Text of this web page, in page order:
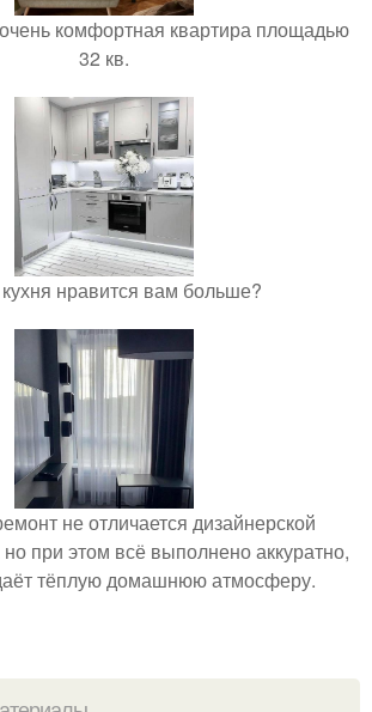
комфортная квартира площадью
32 кв.
нравится вам больше?
не отличается дизайнерской
при этом всё выполнено аккуратно,
тёплую домашнюю атмосферу.